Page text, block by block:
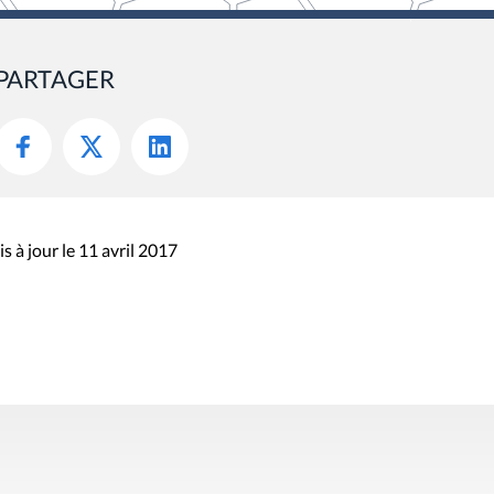
à jour le 11 avril 2017